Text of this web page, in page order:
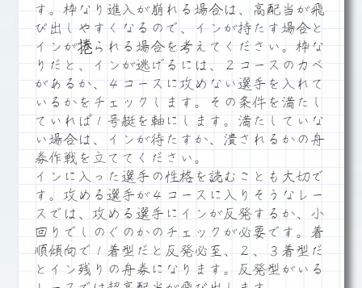
す。枠なり進入が崩れる場合は、高配当が飛
び出しやすくなるので、インが持たす場合と
インが捲られる場合を考えてください。枠な
りだと、インが逃げるには、２コースのカベ
があるか、４コースに攻めない選手を入れて
いるかをチェックします。その条件を満たし
ていれば１号艇を軸にします。満たしていな
い場合は、インが待たすか、潰されるかの舟
券作戦を立ててください。
インに入った選手の性格を読むことも大切で
す。攻める選手が４コースに入りそうなレー
スでは、攻める選手にインが反発するか、小
回りでしのぐのかのチェックが必要です。着
順傾向で１着型だと反発必至、２、３着型だ
とイン残りの舟券になります。反発型がいる